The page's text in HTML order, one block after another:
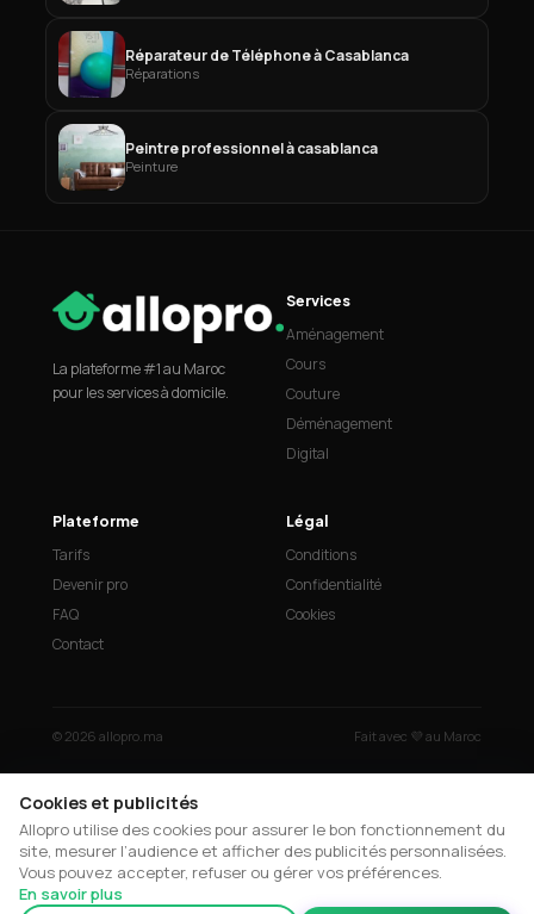
Réparateur de Téléphone à Casablanca
Réparations
Peintre professionnel à casablanca
Peinture
La plateforme #1 au Maroc
pour les services à domicile.
Services
Aménagement
Cours
Couture
Déménagement
Digital
Plateforme
Tarifs
Devenir pro
FAQ
Contact
Légal
Conditions
Confidentialité
Cookies
© 2026 allopro.ma Fait avec 💜 au Maroc
Cookies et publicités
Allopro utilise des cookies pour assurer le bon fonctionnement du
site, mesurer l’audience et afficher des publicités personnalisées.
Vous pouvez accepter, refuser ou gérer vos préférences.
En savoir plus